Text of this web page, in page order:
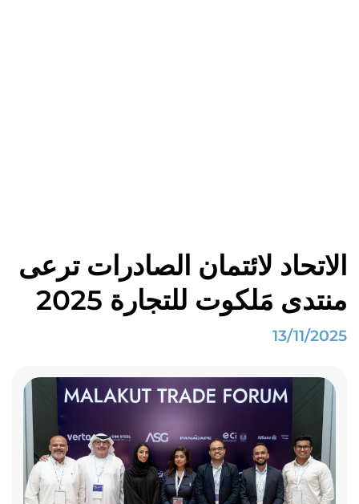
الاتحاد لائتمان الصادرات ترعى
منتدى مَلكوت للتجارة 2025
13/11/2025